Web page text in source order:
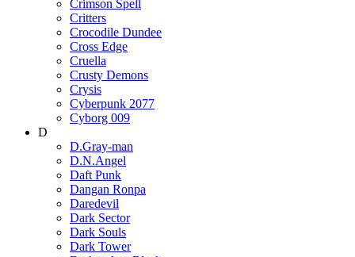
Crimson Spell
Critters
Crocodile Dundee
Cross Edge
Cruella
Crusty Demons
Crysis
Cyberpunk 2077
Cyborg 009
D
D.Gray-man
D.N.Angel
Daft Punk
Dangan Ronpa
Daredevil
Dark Sector
Dark Souls
Dark Tower